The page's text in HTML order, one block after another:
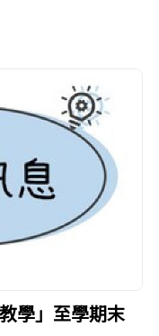
學」至學期末